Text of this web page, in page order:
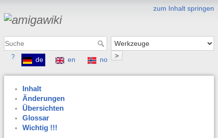
zum Inhalt springen
>
? de en no
Inhalt
Änderungen
Übersichten
Glossar
Wichtig !!!